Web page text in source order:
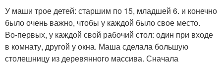
У маши трое детей: старшим по 15, младшей 6. и конечно
было очень важно, чтобы у каждой было свое место.
Во-первых, у каждой свой рабочий стол: один при входе
в комнату, другой у окна. Маша сделала большую
столешницу из деревянного массива. Сначала